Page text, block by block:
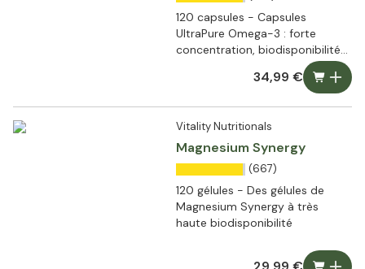
120 capsules - Capsules
UltraPure Omega-3 : forte
concentration, biodisponibilité
exceptionnelle34,99 €
Vitality Nutritionals
Magnesium Synergy
(667)
120 gélules - Des gélules de
Magnesium Synergy à très
haute biodisponibilité